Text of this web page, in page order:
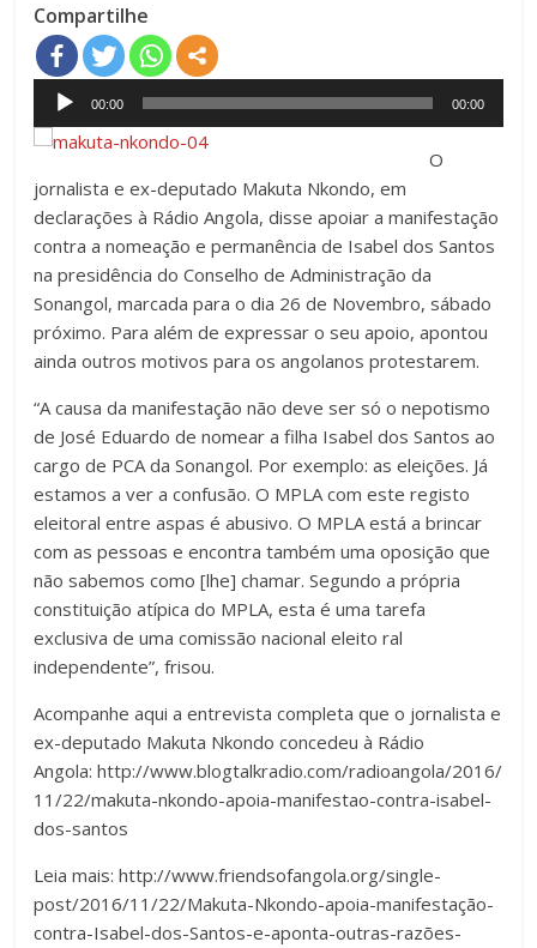
Compartilhe
Audio
Player
00:00 00:00
O
jornalista e ex-deputado Makuta Nkondo, em
declarações à Rádio Angola, disse apoiar a manifestação
contra a nomeação e permanência de Isabel dos Santos
na presidência do Conselho de Administração da
Sonangol, marcada para o dia 26 de Novembro, sábado
próximo. Para além de expressar o seu apoio, apontou
ainda outros motivos para os angolanos protestarem.
“A causa da manifestação não deve ser só o nepotismo
de José Eduardo de nomear a filha Isabel dos Santos ao
cargo de PCA da Sonangol. Por exemplo: as eleições. Já
estamos a ver a confusão. O MPLA com este registo
eleitoral entre aspas é abusivo. O MPLA está a brincar
com as pessoas e encontra também uma oposição que
não sabemos como [lhe] chamar. Segundo a própria
constituição atípica do MPLA, esta é uma tarefa
exclusiva de uma comissão nacional eleito ral
independente”, frisou.
Acompanhe aqui a entrevista completa que o jornalista e
ex-deputado Makuta Nkondo concedeu à Rádio
Angola: http://www.blogtalkradio.com/radioangola/2016/
11/22/makuta-nkondo-apoia-manifestao-contra-isabel-
dos-santos
Leia mais: http://www.friendsofangola.org/single-
post/2016/11/22/Makuta-Nkondo-apoia-manifestação-
contra-Isabel-dos-Santos-e-aponta-outras-razões-